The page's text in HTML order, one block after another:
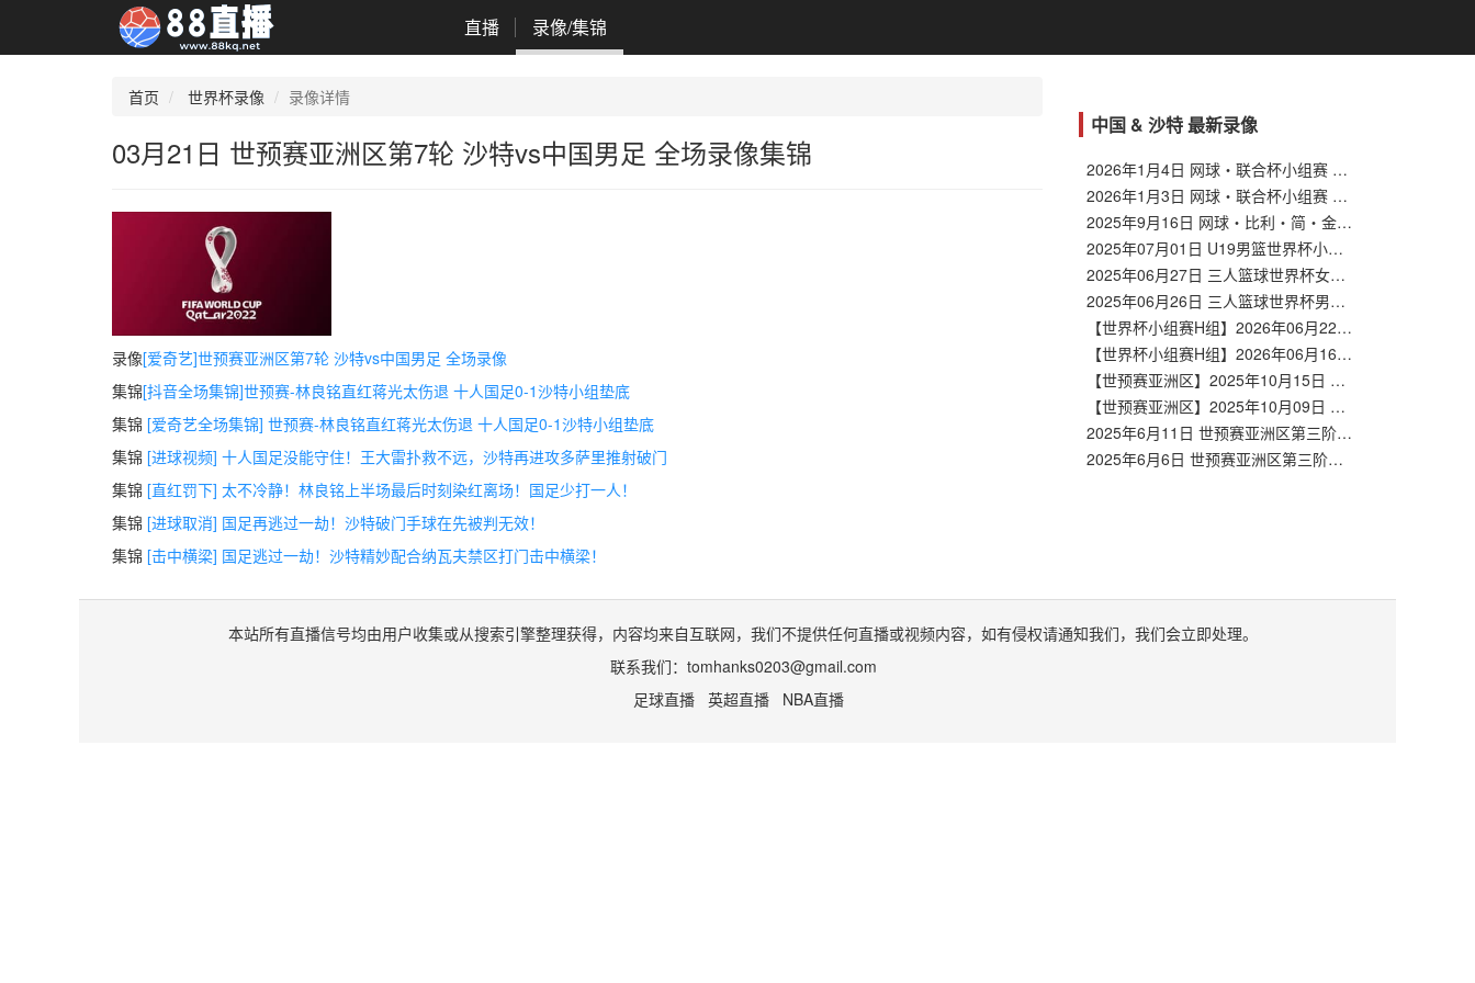
直播 录像/集锦
首页 世界杯录像 录像详情
03月21日 世预赛亚洲区第7轮 沙特vs中国男足 全场录像集锦
录像[爱奇艺]世预赛亚洲区第7轮 沙特vs中国男足 全场录像
集锦[抖音全场集锦]世预赛-林良铭直红蒋光太伤退 十人国足0-1沙特小组垫底
集锦 [爱奇艺全场集锦] 世预赛-林良铭直红蒋光太伤退 十人国足0-1沙特小组垫底
集锦 [进球视频] 十人国足没能守住！王大雷扑救不远，沙特再进攻多萨里推射破门
集锦 [直红罚下] 太不冷静！林良铭上半场最后时刻染红离场！国足少打一人！
集锦 [进球取消] 国足再逃过一劫！沙特破门手球在先被判无效！
集锦 [击中横梁] 国足逃过一劫！沙特精妙配合纳瓦夫禁区打门击中横梁！
中国 & 沙特 最新录像
2026年1月4日 网球・联合杯小组赛 中国 VS 加拿大
2026年1月3日 网球・联合杯小组赛 中国 VS 比利时
2025年9月16日 网球・比利・简・金杯深圳总决赛1/4决赛 意大利 VS 中国
2025年07月01日 U19男篮世界杯小组赛B组 中国vs斯洛文尼亚 全场录像回放
2025年06月27日 三人篮球世界杯女子1/4决赛资格赛 蒙古三人篮球队vs中国 全场录像回放
2025年06月26日 三人篮球世界杯男子小组赛 中国vs法国 全场录像回放
【世界杯小组赛H组】2026年06月22日 西班牙vs沙特 全场录像在线回放
【世界杯小组赛H组】2026年06月16日 沙特vs乌拉圭 全场录像在线回放
【世预赛亚洲区】2025年10月15日 沙特vs伊拉克 全场录像在线回放
【世预赛亚洲区】2025年10月09日 印度尼西亚vs沙特 全场录像在线回放
2025年6月11日 世预赛亚洲区第三阶段C组第10轮 沙特vs澳大利亚 全场录像回放
2025年6月6日 世预赛亚洲区第三阶段C组第9轮 巴林vs沙特 全场录像回放
本站所有直播信号均由用户收集或从搜索引擎整理获得，内容均来自互联网，我们不提供任何直播或视频内容，如有侵权请通知我们，我们会立即处理。
联系我们： tomhanks0203@gmail.com
足球直播 英超直播 NBA直播